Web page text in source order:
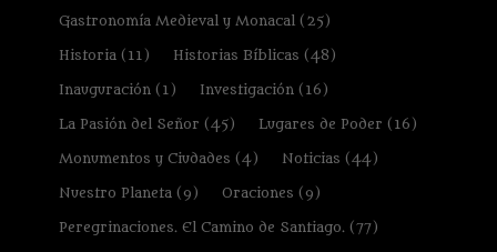
Gastronomía Medieval y Monacal(25)
Historia(11) Historias Bíblicas (48)
Inauguración(1) Investigación(16)
La Pasión del Señor (45) Lugares de Poder (16)
Monumentos y Ciudades (4) Noticias (44)
Nuestro Planeta(9) Oraciones (9)
Peregrinaciones. El Camino de Santiago.(77)